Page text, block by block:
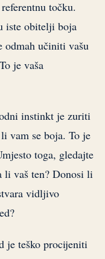
točku.
iste obitelji boja
odmah učiniti vašu
je vaša
instinkt je zuriti
vam se boja. To je
toga, gledajte
li vaš ten? Donosi li
vidljivo
je teško procijeniti